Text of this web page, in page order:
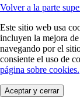
Volver a la parte
Este sitio web usa
incluyen la mejora
navegando por el
consiente el uso de
página sobre cookies.
Aceptar y cerrar